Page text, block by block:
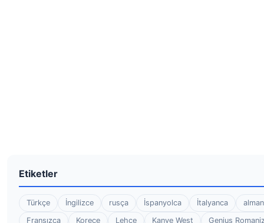
Etiketler
Türkçe İngilizce rusça İspanyolca İtalyanca
Fransızca
Korece Lehçe Kanye West
Genius